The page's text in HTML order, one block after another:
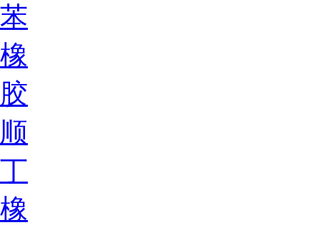
苯
橡
胶
顺
丁
橡